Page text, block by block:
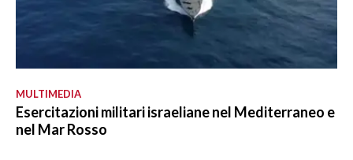
MULTIMEDIA
Esercitazioni militari israeliane nel Mediterraneo e
nel Mar Rosso